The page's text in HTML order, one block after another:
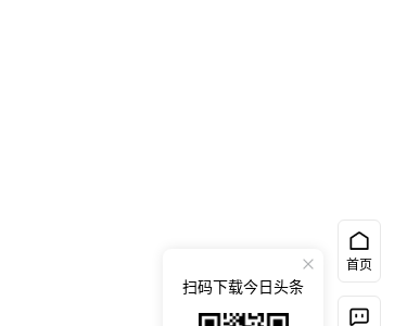
首页
扫码下载今日头条